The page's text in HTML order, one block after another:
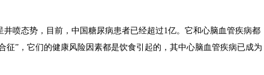
井喷态势，目前，中国糖尿病患者已经超过1亿。它和心脑血管疾病都
”，它们的健康风险因素都是饮食引起的，其中心脑血管疾病已成为